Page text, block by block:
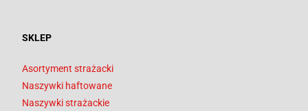
SKLEP
Asortyment strażacki
Naszywki haftowane
Naszywki strażackie